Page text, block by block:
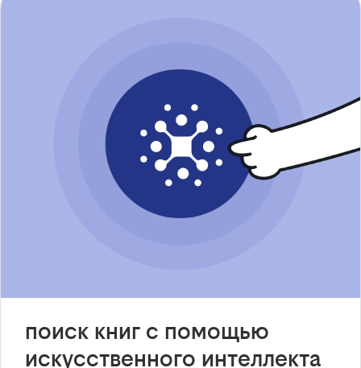
поиск книг с помощью
искусственного интеллекта